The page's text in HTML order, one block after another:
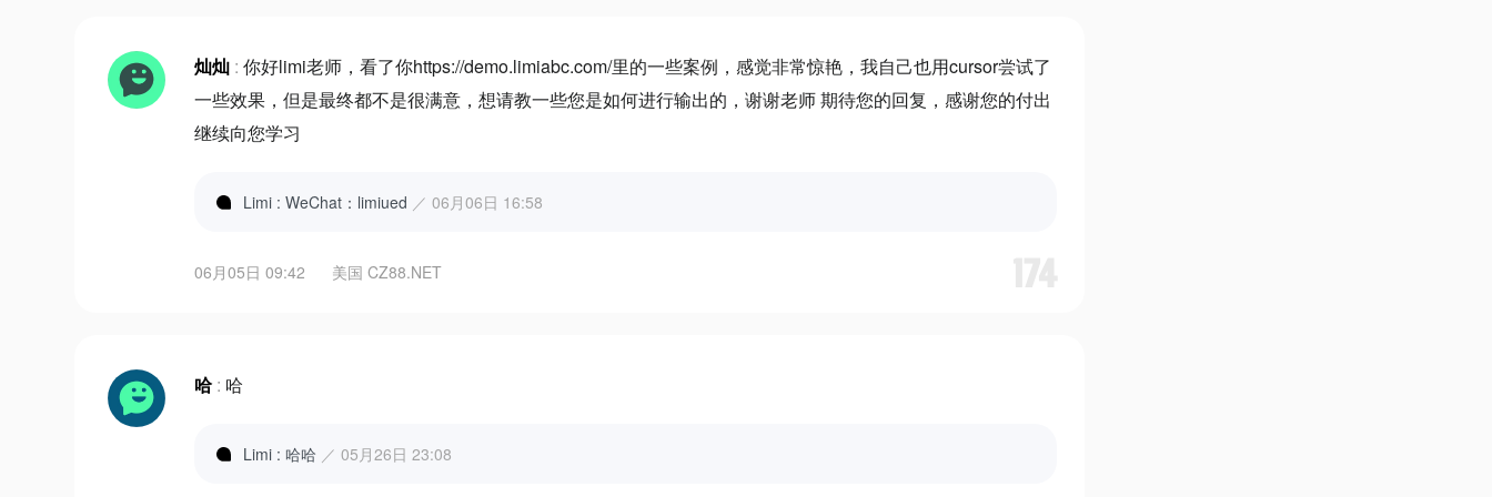
灿灿 : 你好limi老师，看了你https://demo.limiabc.com/里的一些案例，感觉非常惊艳，我自己也用cursor尝试了
一些效果，但是最终都不是很满意，想请教一些您是如何进行输出的，谢谢老师 期待您的回复，感谢您的付出
继续向您学习
Limi : WeChat：limiued ／ 06月06日 16:58
06月05日 09:42 美国 CZ88.NET
哈 : 哈
Limi : 哈哈 ／ 05月26日 23:08